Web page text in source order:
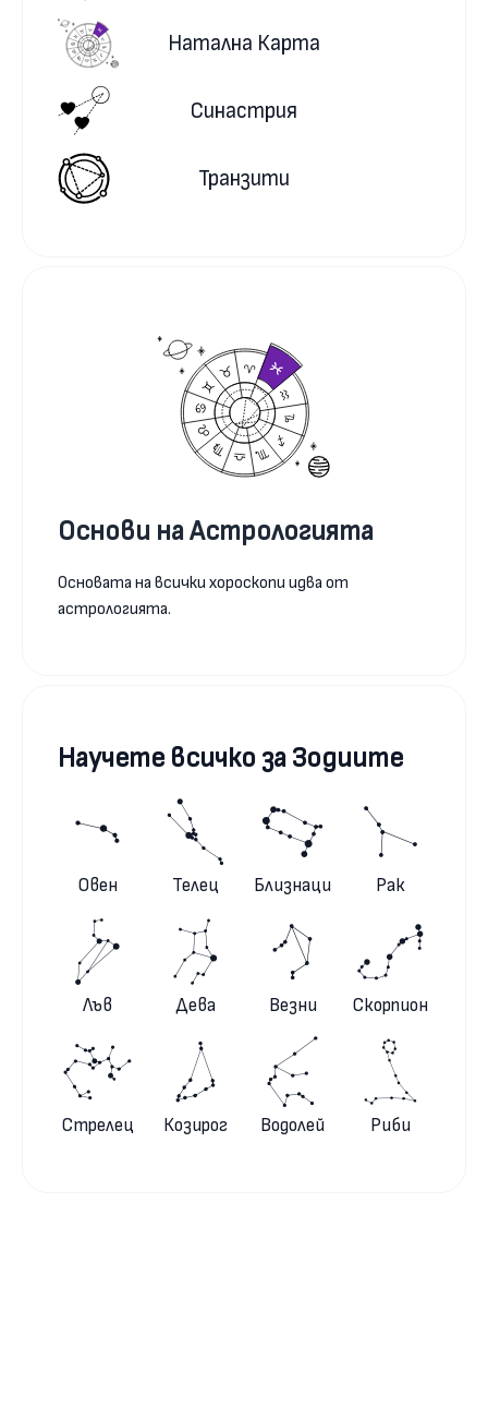
Натална Карта
Синастрия
Транзити
Основи на Астрологията
Основата на всички хороскопи идва от
астрологията.
Научете всичко за Зодиите
Овен Телец Близнаци Рак
Лъв Дева Везни Скорпион
Стрелец Козирог Водолей Риби